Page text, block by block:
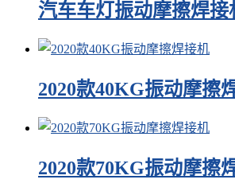
汽车车灯振动摩擦焊接
2020款40KG振动摩擦
2020款70KG振动摩擦